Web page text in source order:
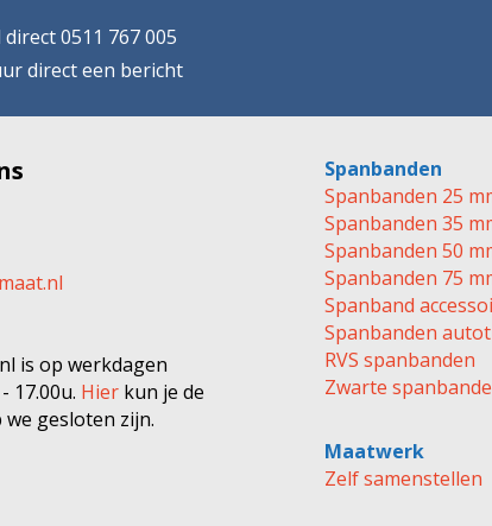
direct 0511 767 005
direct een bericht
is op werkdagen
17.00u. Hier kun je de
gesloten zijn.
Spanbanden
Spanbanden 25
Spanbanden 35
Spanbanden 50
Spanbanden 75
Spanband
Spanbanden
RVS spanbanden
Zwarte
Maatwerk
Zelf samenstellen